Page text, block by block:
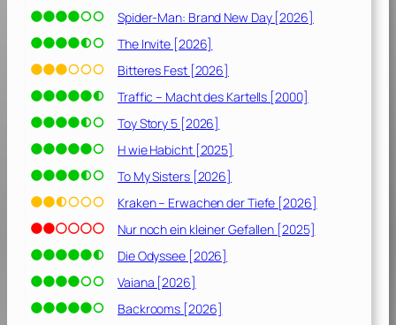
[
2
0
1
9
]
Spider-Man: Brand New Day [2026]
The Invite [2026]
Bitteres Fest [2026]
Traffic – Macht des Kartells [2000]
Toy Story 5 [2026]
H wie Habicht [2025]
To My Sisters [2026]
Kraken – Erwachen der Tiefe [2026]
Nur noch ein kleiner Gefallen [2025]
Die Odyssee [2026]
Vaiana [2026]
Backrooms [2026]